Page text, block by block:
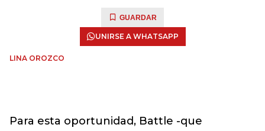
GUARDAR
UNIRSE A WHATSAPP
LINA OROZCO
Para esta oportunidad, Battle -que